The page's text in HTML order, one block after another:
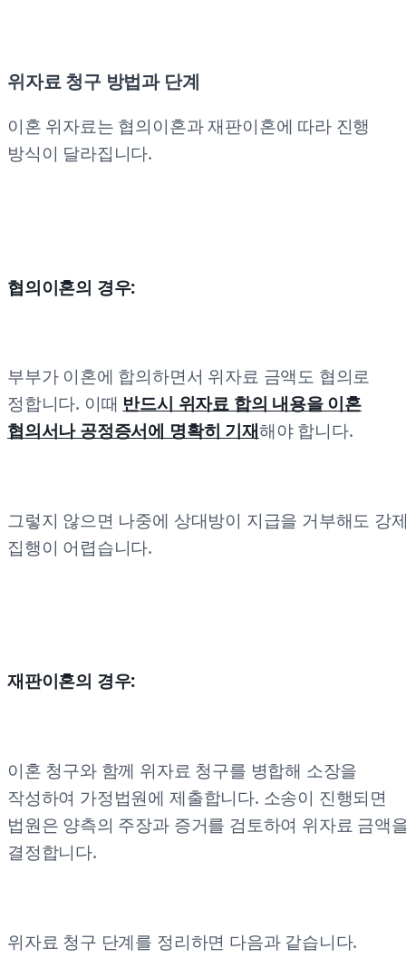
위자료 청구 방법과 단계
이혼 위자료는 협의이혼과 재판이혼에 따라 진행
방식이 달라집니다.
협의이혼의 경우:
부부가 이혼에 합의하면서 위자료 금액도 협의로
정합니다. 이때 반드시 위자료 합의 내용을 이혼
협의서나 공정증서에 명확히 기재해야 합니다.
그렇지 않으면 나중에 상대방이 지급을 거부해도 강
집행이 어렵습니다.
재판이혼의 경우:
이혼 청구와 함께 위자료 청구를 병합해 소장을
작성하여 가정법원에 제출합니다. 소송이 진행되면
법원은 양측의 주장과 증거를 검토하여 위자료 금액
결정합니다.
위자료 청구 단계를 정리하면 다음과 같습니다.